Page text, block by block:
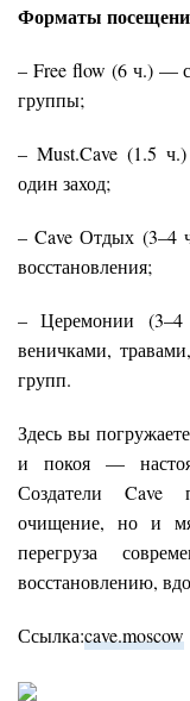
Форматы
– Free flow (6 ч.) —
группы;
– Must.Cave (1.5
один заход;
– Cave Отдых (3–4
восстановления;
– Церемонии
веничками,
групп.
Здесь вы
и покоя —
Создатели Cave
очищение, но и
перегруза
восстановлению,
Ссылка:cave.moscow